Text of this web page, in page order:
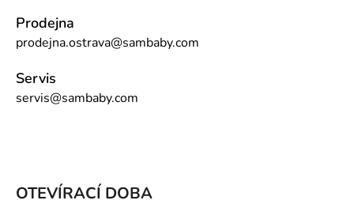
Prodejna
prodejna.ostrava@sambaby.com
Servis
servis@sambaby.com
OTEVÍRACÍ DOBA